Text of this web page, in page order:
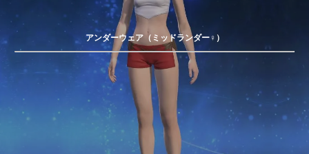
アンダーウェア（ミッドランダー♀）